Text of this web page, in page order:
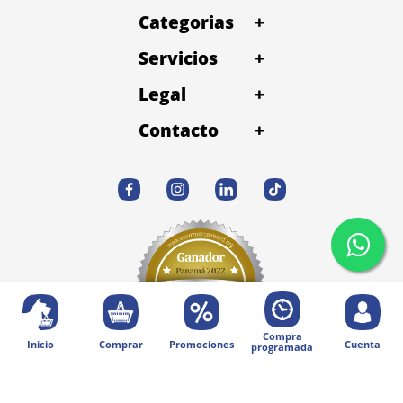
Inicio Comprar Promociones
Compra
programada
Cuenta
Humedad (máx.) 8%; Proteína Bruta (mín.)
33%;Extracto Etéreo (mín.) 21,5%; Materia Fibrosa
(máx.) 1,7%; Materia Mineral (máx.)7,5%; Calcio
(mín.) 0,7%; Calcio (máx.) 1,3%; Fósforo (mín.) 0,8%;
Sodio (mín.)4.000mg/kg; Potasio (mín.) 8.000mg/kg;
DL-Metionina (mín.) 7.000mg/kg; L-Carnitina (mín.)
Oligosacáridos (mín.)400mg/kg; Fructo-
(mín.) 33g/kg; Omega 3 (mín.) 6.000mg/kg; Ácido
Eicosapentaenoico (EPA) (mín.) 1.000mg/kg; Ácido
Docosahexaenoico (DHA) (mín.) 1.500mg/kg; E.
Metabolizable 4.170kcal/kg.
Categorias
+
Servicios
+
Legal
+
Contacto
+